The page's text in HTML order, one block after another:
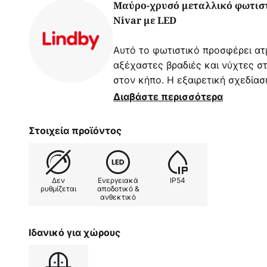
Μαύρο-χρυσό μεταλλικό
Nivar με LED
Αυτό το φωτιστικό προσφέρει
αξέχαστες βραδιές και νύχτες
στον κήπο. Η εξαιρετική
δυνατότητες χρήσης και
τούτου, είναι προστατευμένη
νερού. Η εξωτερική λάμπα
ατμοσφαιρικό φως με μία πηγή
εξωτερική απλίκα εντάσσεται
χώρο και δημιουργεί εκεί μια
του μετάλλου που
Διαβάστε περισσότερα
Στοιχεία προϊόντος
Δεν
ρυθμίζεται
Ενεργειακά
αποδοτικό &
ανθεκτικό
IP54
Ιδανικό για χώρους